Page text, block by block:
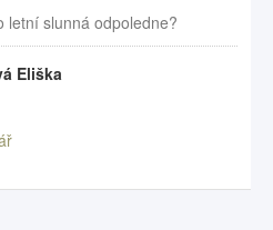
letní slunná odpoledne?
Eliška